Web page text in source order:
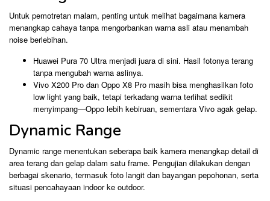
Untuk pemotretan malam, penting untuk melihat bagaimana kamera
menangkap cahaya tanpa mengorbankan warna asli atau menambah
noise berlebihan.
Huawei Pura 70 Ultra menjadi juara di sini. Hasil fotonya terang
tanpa mengubah warna aslinya.
Vivo X200 Pro dan Oppo X8 Pro masih bisa menghasilkan foto
low light yang baik, tetapi terkadang warna terlihat sedikit
menyimpang—Oppo lebih kebiruan, sementara Vivo agak gelap.
Dynamic Range
Dynamic range menentukan seberapa baik kamera menangkap detail di
area terang dan gelap dalam satu frame. Pengujian dilakukan dengan
berbagai skenario, termasuk foto langit dan bayangan pepohonan, serta
situasi pencahayaan indoor ke outdoor.